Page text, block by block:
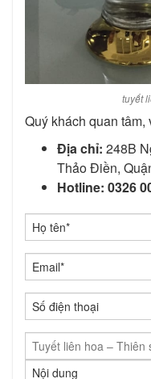
tuyết
Quý khách quan
Địa chỉ: 248B
Thảo Điền,
Hotline: 0326